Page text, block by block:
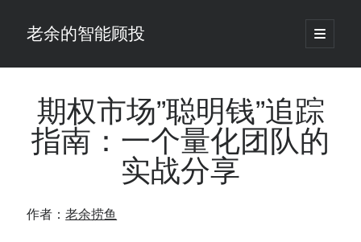
老余的智能顾投
open
primary
Sidebar
最新发表 ：
老余看市：假曙光、核电弹药上膛、AI分化
仓位大小背后的数学：为什么胜率40%的策略，能比胜率60%的更赚钱
期权市场”聪明钱”追踪
指南：一个量化团队的
实战分享
作者：老余捞鱼